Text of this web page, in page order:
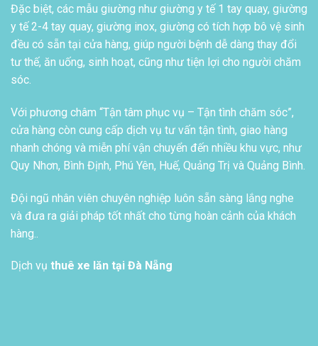
Đặc biệt, các mẫu giường như giường y tế 1 tay quay, giường
y tế 2-4 tay quay, giường inox, giường có tích hợp bô vệ sinh
đều có sẵn tại cửa hàng, giúp người bệnh dễ dàng thay đổi
tư thế, ăn uống, sinh hoạt, cũng như tiện lợi cho người chăm
sóc.
Với phương châm “Tận tâm phục vụ – Tận tình chăm sóc”,
cửa hàng còn cung cấp dịch vụ tư vấn tận tình, giao hàng
nhanh chóng và miễn phí vận chuyển đến nhiều khu vực, như
Quy Nhơn, Bình Định, Phú Yên, Huế, Quảng Trị và Quảng Bình.
Đội ngũ nhân viên chuyên nghiệp luôn sẵn sàng lắng nghe
và đưa ra giải pháp tốt nhất cho từng hoàn cảnh của khách
hàng..
Dịch vụ thuê xe lăn tại Đà Nẵng